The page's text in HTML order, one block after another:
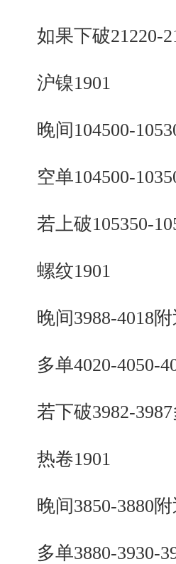
如果下破21220-
沪镍1901
晚间104500-
空单104500-
若上破105350-
螺纹1901
晚间3988-4018附
多单4020-4050-
若下破3982-3987
热卷1901
晚间3850-3880附
多单3880-3930-